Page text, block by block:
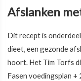
Afslanken
Dit recept is
dieet, een gezonde
hoort. Het Tim Torfs
Fasen voedingsplan